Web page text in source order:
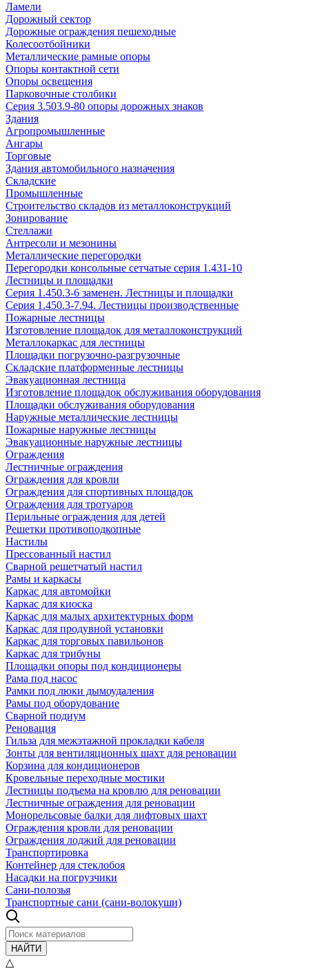
Ламели
Дорожный сектор
Дорожные ограждения пешеходные
Колесоотбойники
Металлические рамные опоры
Опоры контактной сети
Опоры освещения
Парковочные столбики
Серия 3.503.9-80 опоры дорожных знаков
Здания
Агропромышленные
Ангары
Торговые
Здания автомобильного назначения
Складские
Промышленные
Строительство складов из металлоконструкций
Зонирование
Стеллажи
Антресоли и мезонины
Металлические перегородки
Перегородки консольные сетчатые серия 1.431-10
Лестницы и площадки
Серия 1.450.3-6 заменен. Лестницы и площадки
Серия 1.450.3-7.94. Лестницы производственные
Пожарные лестницы
Изготовление площадок для металлоконструкций
Металлокаркас для лестницы
Площадки погрузочно-разгрузочные
Складские платформенные лестницы
Эвакуационная лестница
Изготовление площадок обслуживания оборудования
Площадки обслуживания оборудования
Наружные металлические лестницы
Пожарные наружные лестницы
Эвакуационные наружные лестницы
Ограждения
Лестничные ограждения
Ограждения для кровли
Ограждения для спортивных площадок
Ограждения для тротуаров
Перильные ограждения для детей
Решетки противоподкопные
Настилы
Прессованный настил
Сварной решетчатый настил
Рамы и каркасы
Каркас для автомойки
Каркас для киоска
Каркас для малых архитектурных форм
Каркас для продувной установки
Каркас для торговых павильонов
Каркас для трибуны
Площадки опоры под кондиционеры
Рама под насос
Рамки под люки дымоудаления
Рамы под оборудование
Сварной подиум
Реновация
Гильза для межэтажной прокладки кабеля
Зонты для вентиляционных шахт для реновации
Корзина для кондиционеров
Кровельные переходные мостики
Лестницы подъема на кровлю для реновации
Лестничные ограждения для реновации
Монорельсовые балки для лифтовых шахт
Ограждения кровли для реновации
Ограждения лоджий для реновации
Транспортировка
Контейнер для стеклобоя
Насадки на погрузчики
Сани-полозья
Транспортные сани (сани-волокуши)
НАЙТИ
△